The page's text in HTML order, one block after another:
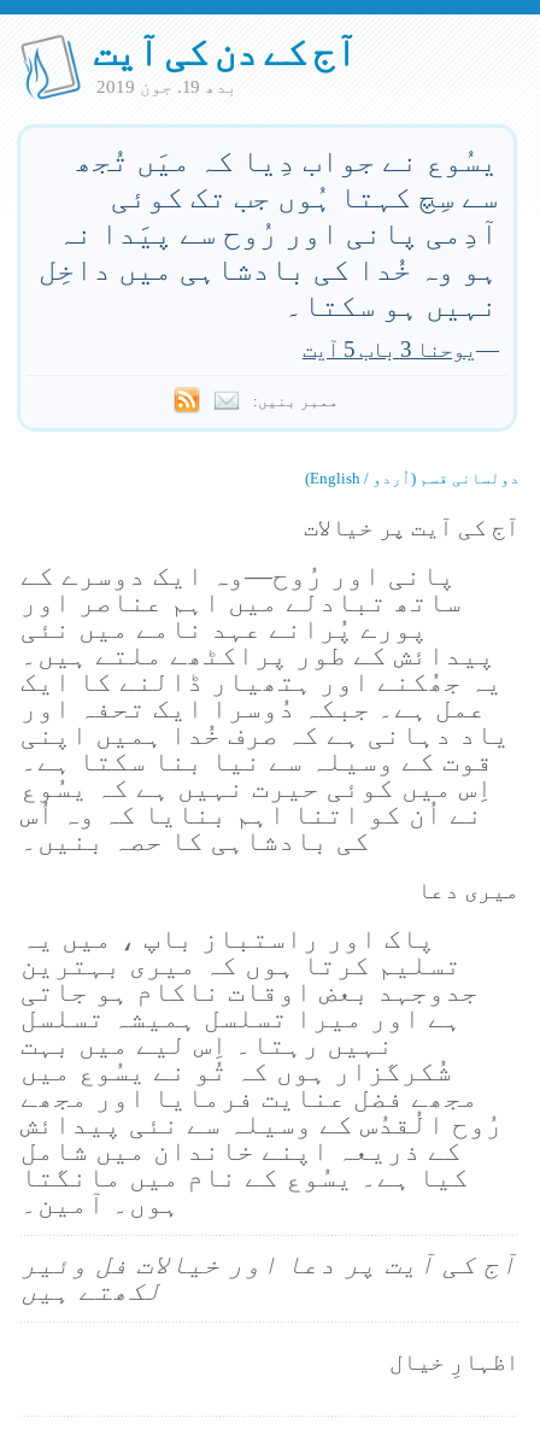
آج کے دن کی آیت
بدھ 19. جون 2019
یسُوع نے جواب دِیا کہ میَں تُجھ
سے سِچ کہتا ہُوں جب تک کوئی
آدِمی پانی اور رُوح سے پیَدا نہ
ہو وہ خُدا کی بادشاہی میں داخِل
نہیں ہو سکتا۔
—یوحنا 3 باب 5 آیت
ممبر بنیں:
دولسانی قسم (اُردو / English)
آج کی آیت پر خیالات
پانی اور رُوح—وہ ایک دوسرے کے
ساتھ تبادلے میں اہم عناصر اور
پورے پُرانے عہد نامے میں نئی
پیدائش کے طور پراکٹھے ملتے ہیں۔
یہ جھُکنے اور ہتھیار ڈالنے کا ایک
عمل ہے۔ جبکہ دُوسرا ایک تحفہ اور
یاد دہانی ہے کہ صرف خُدا ہمیں اپنی
قوت کے وسیلہ سے نیا بنا سکتا ہے۔
اِس میں کوئی حیرت نہیں ہے کہ یسُوع
نے اُن کو اتنا اہم بنایا کہ وہ اُس
کی بادشاہی کا حصہ بنیں۔
میری دعا
پاک اور راستباز باپ ، میں یہ
تسلیم کرتا ہوں کہ میری بہترین
جدوجہد بعض اوقات ناکام ہو جاتی
ہے اور میرا تسلسل ہمیشہ تسلسل
نہیں رہتا۔ اِس لیے میں بہت
شُکرگزار ہوں کہ تُو نے یسُوع میں
مجھے فضل عنایت فرمایا اور مجھے
رُوح الُقدُس کے وسیلہ سے نئی پیدائش
کے ذریعہ اپنے خاندان میں شامل
کیا ہے۔ یسُوع کے نام میں مانگتا
ہوں۔ آمین۔
آج کی آیت پر دعا اور خیالات فل وئیر
لکھتے ہیں
اظہارِ خیال